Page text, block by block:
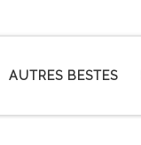
AUTRES BESTES